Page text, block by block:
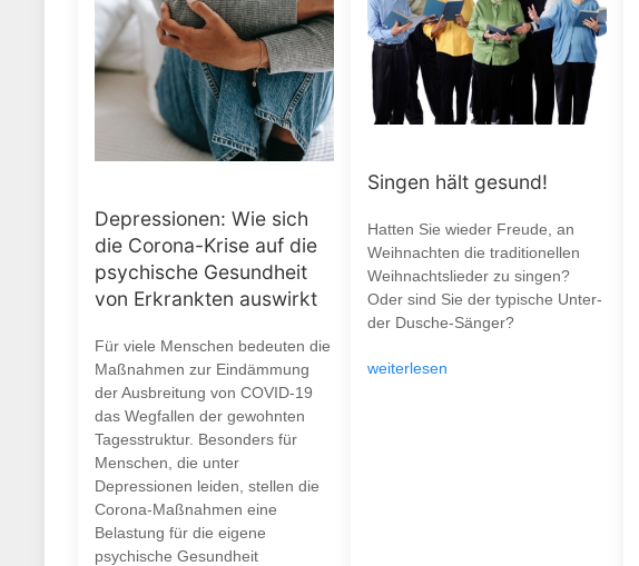
Depressionen: Wie sich
die Corona-Krise auf die
psychische Gesundheit
von Erkrankten auswirkt
Für viele Menschen bedeuten die
Maßnahmen zur Eindämmung
der Ausbreitung von COVID-19
das Wegfallen der gewohnten
Tagesstruktur. Besonders für
Menschen, die unter
Depressionen leiden, stellen die
Corona-Maßnahmen eine
Belastung für die eigene
psychische Gesundheit
Singen hält gesund!
Hatten Sie wieder Freude, an
Weihnachten die traditionellen
Weihnachtslieder zu singen?
Oder sind Sie der typische Unter-
der Dusche-Sänger?
weiterlesen